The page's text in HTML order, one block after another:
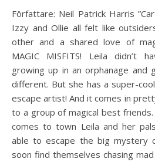
Författare: Neil Patrick Harris ”Carter, Leila, Theo, Ridley,
Izzy and Ollie all felt like
other and a shared love of
MAGIC MISFITS! Leila didn’t
growing up in an orphanage and
different. But she has a super-
escape artist! And it comes in
to a group of magical best
comes to town Leila and her
able to escape the big mystery
soon find themselves chasing